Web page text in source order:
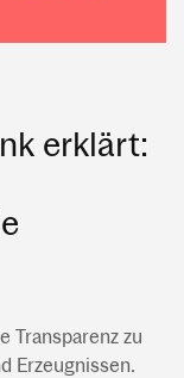
erklärt:
Transparenz zu
Erzeugnissen.